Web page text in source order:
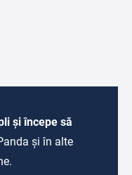
și începe să
și în alte